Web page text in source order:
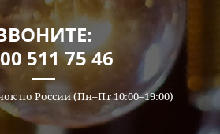
511 75 46
по России (Пн–Пт 10:00–19:00)